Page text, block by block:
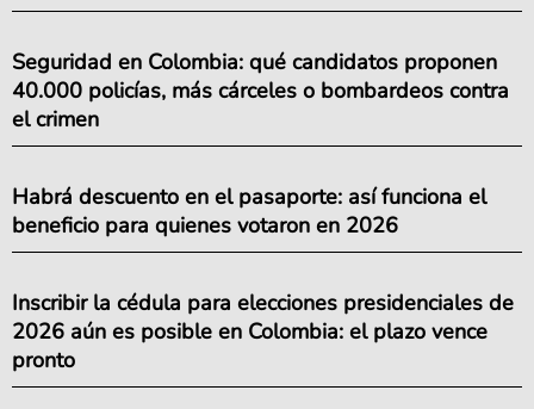
Seguridad en Colombia: qué candidatos proponen
40.000 policías, más cárceles o bombardeos contra
el crimen
Habrá descuento en el pasaporte: así funciona el
beneficio para quienes votaron en 2026
Inscribir la cédula para elecciones presidenciales de
2026 aún es posible en Colombia: el plazo vence
pronto